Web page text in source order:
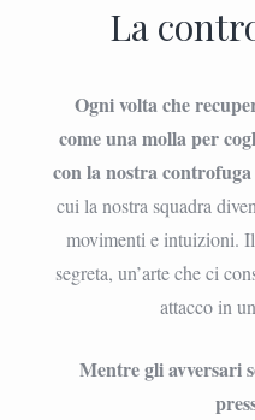
La
Ogni volta che
come una molla per
con la nostra
cui la nostra squadra
movimenti e intuizioni.
segreta, un’arte che ci
attacco in
Mentre gli avversari